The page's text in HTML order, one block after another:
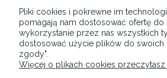
Pliki cookies i pokrewne im
pomagają nam dostosować ofertę
wykorzystanie przez nas wszystkich
dostosować użycie plików do swoich
zgody".
Więcej o plikach cookies